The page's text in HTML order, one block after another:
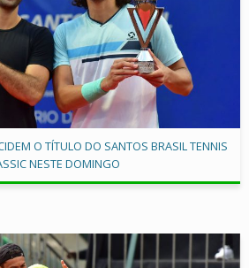
O TÍTULO DO SANTOS BRASIL TENNIS
NESTE DOMINGO